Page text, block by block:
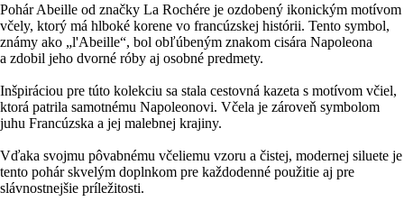
Pohár Abeille od značky La Rochére je ozdobený ikonickým motívom
včely, ktorý má hlboké korene vo francúzskej histórii. Tento symbol,
známy ako „l'Abeille“, bol obľúbeným znakom cisára Napoleona
a zdobil jeho dvorné róby aj osobné predmety.
Inšpiráciou pre túto kolekciu sa stala cestovná kazeta s motívom včiel,
ktorá patrila samotnému Napoleonovi. Včela je zároveň symbolom
juhu Francúzska a jej malebnej krajiny.
Vďaka svojmu pôvabnému včeliemu vzoru a čistej, modernej siluete je
tento pohár skvelým doplnkom pre každodenné použitie aj pre
slávnostnejšie príležitosti.